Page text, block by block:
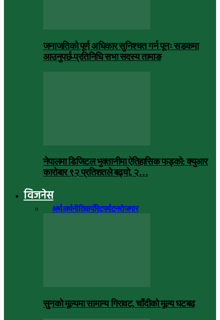
जनाजतिको पूर्ण अधिकार सुनिश्चत गर्न पूनः सडकमा
आउनुपर्छ-प्रतिनिधि सभा सदस्य तामाङ
नेपालमा डिजिटल भुक्तानीमा ऐतिहासिक फड्को: क्युआर
कारोबार ९२ प्रतिशतले बढ्यो, २…
विजनेस
अर्थअर्थनीतिकर्पोरेटपर्यटनरोजगार
सुनको मूल्यमा सामान्य गिरावट, चाँदीको मूल्य घटबढ